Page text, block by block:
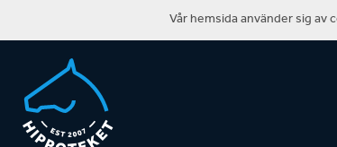
Vår hemsida använder sig av